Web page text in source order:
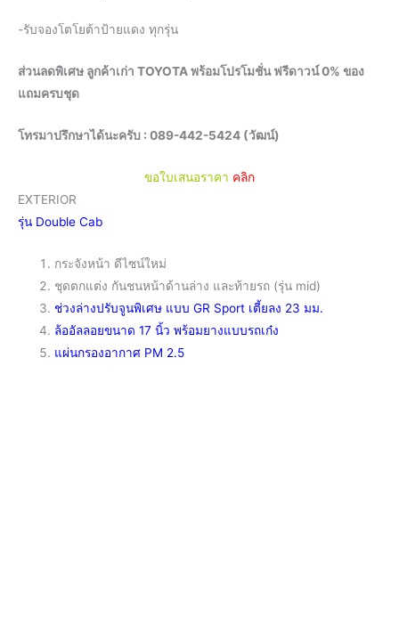
-รับจองโตโยต้าป้ายแดง ทุกรุ่น
ส่วนลดพิเศษ ลูกค้าเก่า TOYOTA พร้อมโปรโมชั่น ฟรีดาวน์ 0% ของ
แถมครบชุด
โทรมาปรึกษาได้นะครับ : 089-442-5424 (วัฒน์)
ขอใบเสนอราคา คลิก
EXTERIOR
รุ่น Double Cab
กระจังหน้า ดีไซน์ใหม่
ชุดตกแต่ง กันชนหน้าด้านล่าง และท้ายรถ (รุ่น mid)
ช่วงล่างปรับจูนพิเศษ แบบ GR Sport เตี้ยลง 23 มม.
ล้ออัลลอยขนาด 17 นิ้ว พร้อมยางแบบรถเก๋ง
แผ่นกรองอากาศ PM 2.5